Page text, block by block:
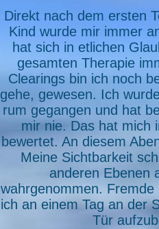
Direkt nach dem ersten
Kind wurde mir immer
hat sich in etlichen
gesamten Therapie
Clearings bin ich noch
gehe, gewesen. Ich
rum gegangen und hat
mir nie. Das hat mich
bewertet. An diesem
Meine Sichtbarkeit
anderen Ebenen
wahrgenommen.
ich an einem Tag an der
Tür